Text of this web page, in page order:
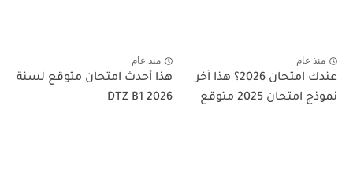
منذ عام
عندك امتحان 2026؟ هذا آخر
نموذج امتحان 2025 متوقع
منذ عام
هذا أحدث امتحان متوقع لسنة
2026 DTZ B1